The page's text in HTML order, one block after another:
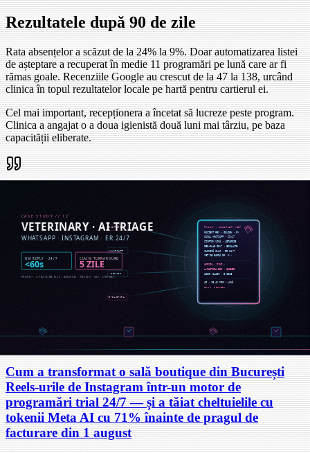
Rezultatele după 90 de zile
Rata absențelor a scăzut de la 24% la 9%. Doar automatizarea listei
de așteptare a recuperat în medie 11 programări pe lună care ar fi
rămas goale. Recenziile Google au crescut de la 47 la 138, urcând
clinica în topul rezultatelor locale pe hartă pentru cartierul ei.
Cel mai important, recepționera a încetat să lucreze peste program.
Clinica a angajat o a doua igienistă două luni mai târziu, pe baza
capacității eliberate.
Acum programul e gata aranjat înainte de prima cafea.
Proprietar clinică
Unelte & stack
Google CalendarTypeform Slack
Cum a transformat o sală boutique din București
Reels-urile de Instagram într-un motor de
programări trial 24/7 — și a tăiat cheltuielile cu
tokenii Meta AI cu 71% înainte de pragul de
facturare din 1 august